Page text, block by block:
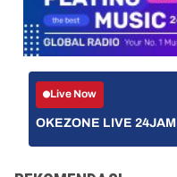
Live Now
OKEZONE LIVE 24JAM